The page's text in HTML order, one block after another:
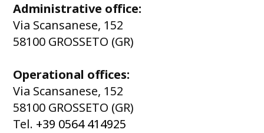
Administrative office:
Via Scansanese, 152
58100 GROSSETO (GR)
Operational offices:
Via Scansanese, 152
58100 GROSSETO (GR)
Tel. +39 0564 414925